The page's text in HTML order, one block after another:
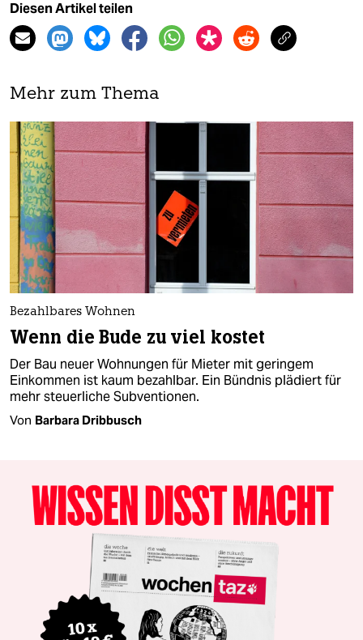
Diesen Artikel teilen
Mehr zum Thema
Bezahlbares Wohnen
Wenn die Bude zu viel kostet
Der Bau neuer Wohnungen für Mieter mit geringem
Einkommen ist kaum bezahlbar. Ein Bündnis plädiert für
mehr steuerliche Subventionen.
Von Barbara Dribbusch